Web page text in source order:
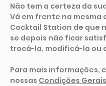
Não tem a certeza da
Vá em frente na mesma
Cocktail Station de que
se depois não ficar
trocá-la, modificá-la ou
Para mais informações,
nossas Condições